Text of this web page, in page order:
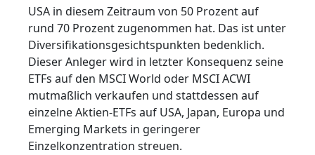
USA in diesem Zeitraum von 50 Prozent auf
rund 70 Prozent zugenommen hat. Das ist unter
Diversifikationsgesichtspunkten bedenklich.
Dieser Anleger wird in letzter Konsequenz seine
ETFs auf den MSCI World oder MSCI ACWI
mutmaßlich verkaufen und stattdessen auf
einzelne Aktien-ETFs auf USA, Japan, Europa und
Emerging Markets in geringerer
Einzelkonzentration streuen.